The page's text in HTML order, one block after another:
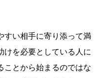
すい相手に寄り添って満
けを必要としている人に
ことから始まるのではな